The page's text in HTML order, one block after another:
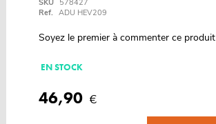
SKU
578427
Ref. ADU HEV209
Soyez le premier à commenter ce produit
EN STOCK
46,90 €